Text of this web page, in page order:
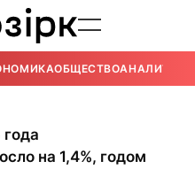
ОБЩЕСТВОАНАЛИТИКА
на 1,4%, годом